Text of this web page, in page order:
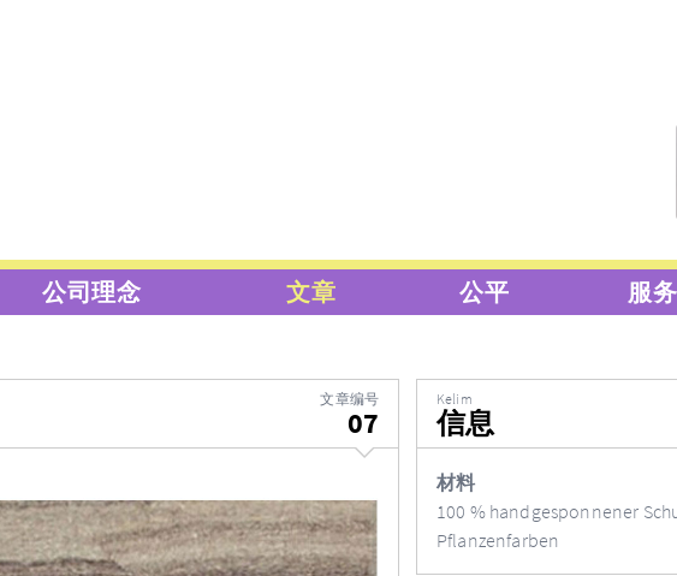
公司理念 文章 公平 服
文章编号
07
Kelim
信息
材料
100 % handgesponnener
Pflanzenfarben